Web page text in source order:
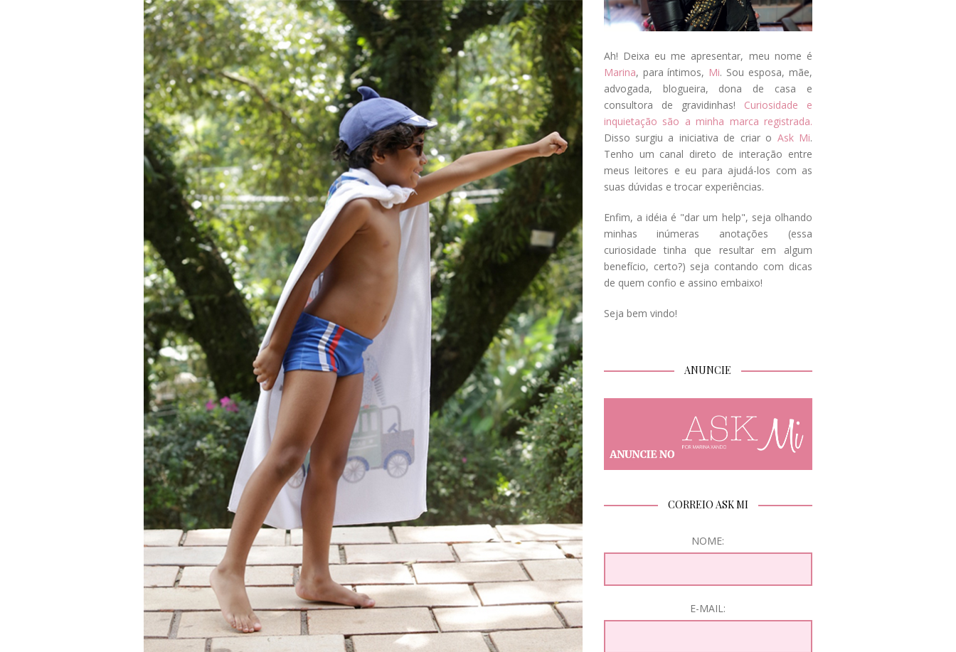
Ah! Deixa eu me apresentar, meu nome é
Marina, para íntimos, Mi. Sou esposa, mãe,
advogada, blogueira, dona de casa e
consultora de gravidinhas! Curiosidade e
inquietação são a minha marca registrada.
Disso surgiu a iniciativa de criar o Ask Mi.
Tenho um canal direto de interação entre
meus leitores e eu para ajudá-los com as
suas dúvidas e trocar experiências.
Enfim, a idéia é "dar um help", seja olhando
minhas inúmeras anotações (essa
curiosidade tinha que resultar em algum
benefício, certo?) seja contando com dicas
de quem confio e assino embaixo!
Seja bem vindo!
ANUNCIE
CORREIO ASK MI
NOME:
E-MAIL: